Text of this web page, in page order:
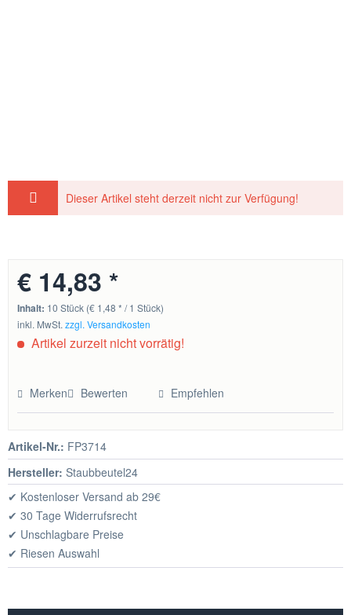
Dieser Artikel steht derzeit nicht zur Verfügung!
€ 14,83 *
Inhalt: 10 Stück (€ 1,48 * / 1 Stück)
inkl. MwSt.zzgl. Versandkosten
Artikel zurzeit nicht vorrätig!
Merken Bewerten Empfehlen
Artikel-Nr.: FP3714
Hersteller: Staubbeutel24
✔ Kostenloser Versand ab 29€
✔ 30 Tage Widerrufsrecht
✔ Unschlagbare Preise
✔ Riesen Auswahl